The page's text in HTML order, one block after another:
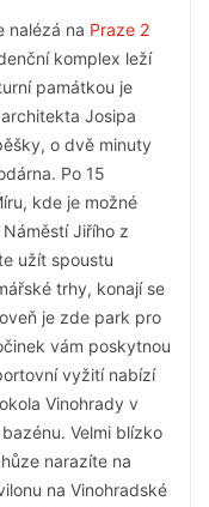
nalézá na Praze 2
komplex leží
památkou je
Josipa
o dvě minuty
Po 15
kde je možné
Jiřího z
užít spoustu
trhy, konají se
je zde park pro
vám poskytnou
vyžití nabízí
Vinohrady v
Velmi blízko
narazíte na
na Vinohradské